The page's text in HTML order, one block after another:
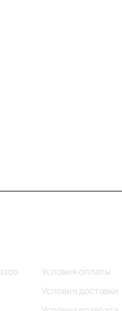
Условия оплаты
Условия доставки